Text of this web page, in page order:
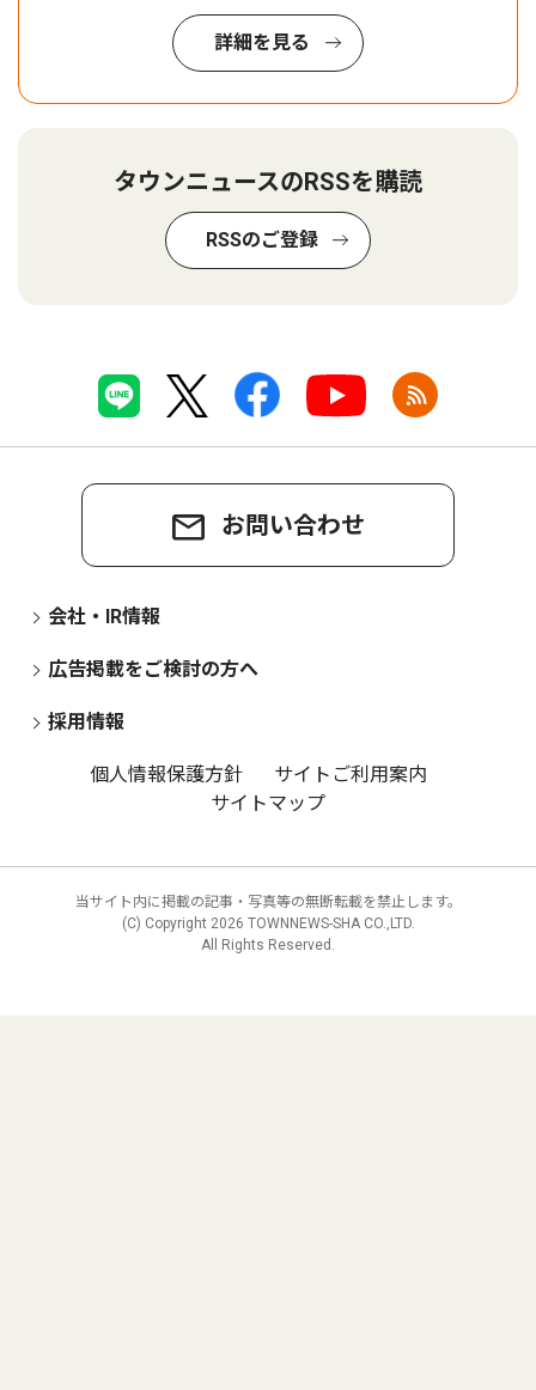
詳細を見る
タウンニュースのRSSを購読
RSSのご登録
お問い合わせ
会社・IR情報
広告掲載をご検討の方へ
採用情報
個人情報保護方針
サイトご利用案内
サイトマップ
当サイト内に掲載の記事・写真等の無断転載を禁止します。
(C) Copyright 2026 TOWNNEWS-SHA CO.,LTD.
All Rights Reserved.